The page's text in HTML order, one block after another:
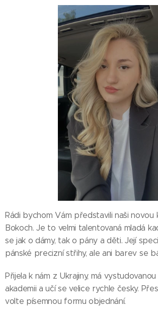
Rádi bychom Vám představili naši novou
Bokoch. Je to velmi talentovaná mladá
se jak o dámy, tak o pány a děti. Její
pánské precizní střihy, ale ani barev se
Přijela k nám z Ukrajiny, má
akademii a učí se velice rychle česky.
volte písemnou formu objednání.